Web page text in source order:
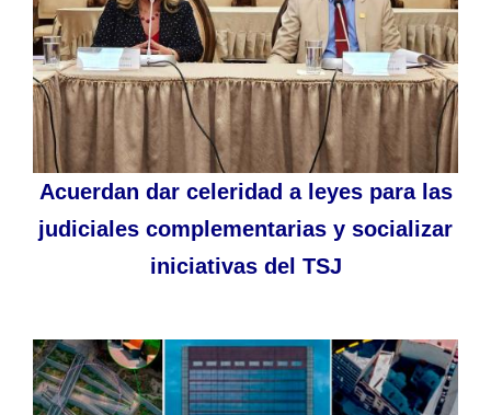
Acuerdan dar celeridad a leyes para las
judiciales complementarias y socializar
iniciativas del TSJ